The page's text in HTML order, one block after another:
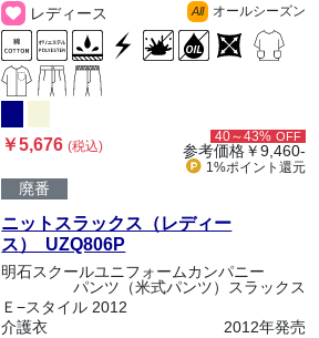
レディース
All オールシーズン
￥5,676(税込)
40～43% OFF
参考価格￥9,460-
1%ポイント 還元
廃番
ニットスラックス（レディー
ス） UZQ806P
明石スクールユニフォームカンパニー
パンツ（米式パンツ）スラックス
Ｅ−スタイル 2012
介護衣
2012年発売